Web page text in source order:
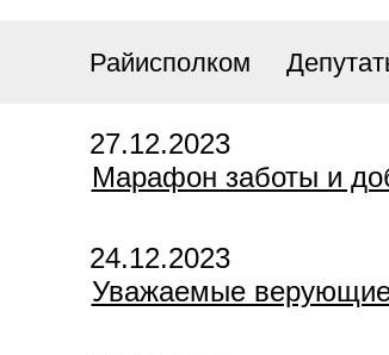
Райисполком
27.12.2023
Марафон заботы и
24.12.2023
Уважаемые верующие